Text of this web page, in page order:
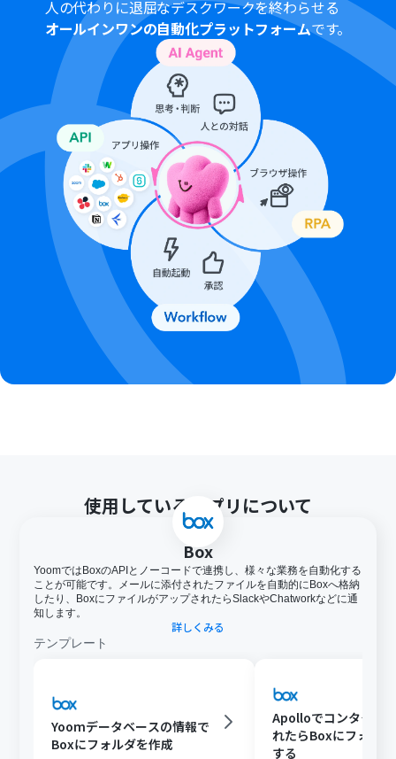
BoxとDripのそれぞれをYoomと連携してください。
OCRまたは音声を文字起こしするAIオペレーションはチ
ームプラン・サクセスプランでのみご利用いただける機能
となっております。フリープラン・ミニプランの場合は設
定しているフローボットのオペレーションはエラーとな
りますので、ご注意ください。
チームプランやサクセスプランなどの有料プランは、2週
間の無料トライアルを行うことが可能です。無料トライア
ル中には制限対象のアプリやAI機能（オペレーション）を
使用することができます。
分岐はミニプラン以上のプランでご利用いただける機能
（オペレーション）となっております。フリープランの場
合は設定しているフローボットのオペレーションはエラ
ーとなりますので、ご注意ください。
ミニプランなどの有料プランは、2週間の無料トライアル
を行うことが可能です。無料トライアル中には制限対象の
アプリや機能（オペレーション）を使用することができ
ます。
OCRデータは6,500文字以上のデータや文字が小さい場合
などは読み取れない場合があるので、ご注意ください。
人の代わりに退屈なデスクワークを終わらせる
オールインワンの自動化プラットフォームです。
使用しているアプリについて
Box
YoomではBoxのAPIとノーコードで連携し、様々な業務を自動化する
ことが可能です。メールに添付されたファイルを自動的にBoxへ格納
したり、BoxにファイルがアップされたらSlackやChatworkなどに通
知します。
詳しくみる
テンプレート
Yoomデータベースの情報で
Boxにフォルダを作成
Apolloでコンタクト
れたらBoxにフォル
する